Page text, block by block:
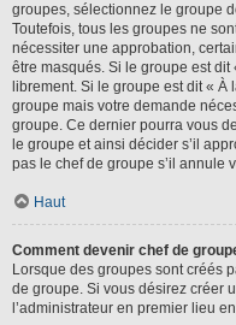
groupes, sélectionnez le groupe
Toutefois, tous les groupes ne
nécessiter une approbation,
être masqués. Si le groupe est
librement. Si le groupe est dit «
groupe mais votre demande
groupe. Ce dernier pourra vous
le groupe et ainsi décider s’il
pas le chef de groupe s’il annule
Haut
Comment devenir chef de
Lorsque des groupes sont créés
de groupe. Si vous désirez créer
l’administrateur en premier lieu